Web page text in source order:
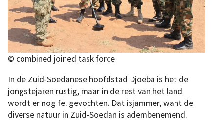
© combined joined task force
In de Zuid-Soedanese hoofdstad Djoeba is het de
jongstejaren rustig, maar in de rest van het land
wordt er nog fel gevochten. Dat isjammer, want de
diverse natuur in Zuid-Soedan is adembenemend.